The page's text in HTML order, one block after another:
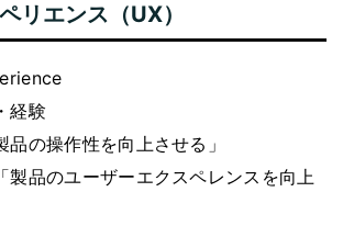
リエンス（UX）
経験
品の操作性を向上させる」
製品のユーザーエクスペレンスを向上